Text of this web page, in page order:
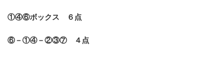
①④⑥ボックス ６点
⑥－①④－②③⑦ ４点